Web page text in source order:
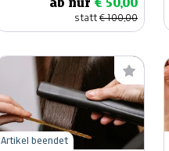
ab nur € 50,00
statt€ 100,00
Artikel beendet